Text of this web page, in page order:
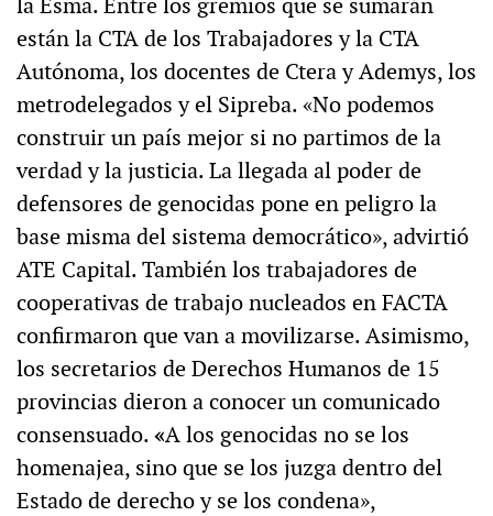
están la CTA de los Trabajadores y la CTA
Autónoma, los docentes de Ctera y Ademys, los
metrodelegados y el Sipreba. «No podemos
construir un país mejor si no partimos de la
verdad y la justicia. La llegada al poder de
defensores de genocidas pone en peligro la
base misma del sistema democrático», advirtió
ATE Capital. También los trabajadores de
cooperativas de trabajo nucleados en FACTA
confirmaron que van a movilizarse. Asimismo,
los secretarios de Derechos Humanos de 15
provincias dieron a conocer un comunicado
consensuado.«A los genocidas no se los
homenajea, sino que se los juzga dentro del
Estado de derecho y se los condena»,